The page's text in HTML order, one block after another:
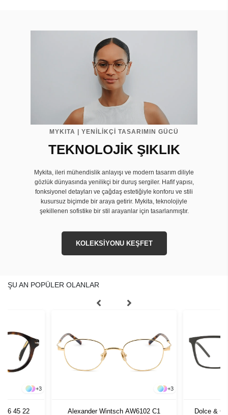
MYKITA | YENİLİKÇİ TASARIMIN GÜCÜ
TEKNOLOJİK ŞIKLIK
Mykita, ileri mühendislik anlayışı ve modern tasarım diliyle
gözlük dünyasında yenilikçi bir duruş sergiler. Hafif yapısı,
fonksiyonel detayları ve çağdaş estetiğiyle konforu ve stili
kusursuz biçimde bir araya getirir. Mykita, teknolojiyle
şekillenen sofistike bir stil arayanlar için tasarlanmıştır.
KOLEKSİYONU KEŞFET
ŞU AN POPÜLER OLANLAR
+3
45 22
+3
Alexander Wintsch AW6102 C1 Dolce &